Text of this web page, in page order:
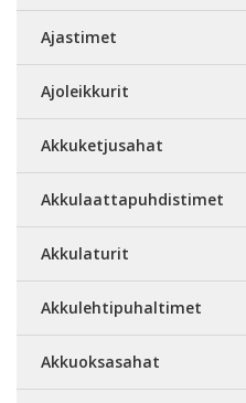
Ajastimet
Ajoleikkurit
Akkuketjusahat
Akkulaattapuhdistimet
Akkulaturit
Akkulehtipuhaltimet
Akkuoksasahat